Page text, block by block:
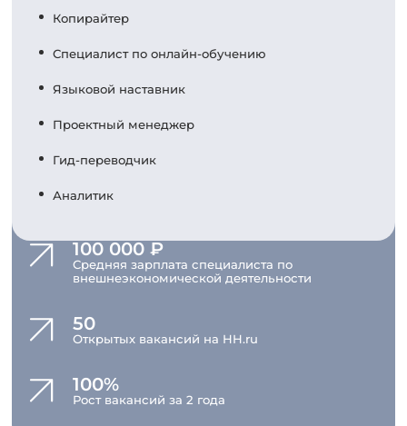
Копирайтер
Специалист по онлайн-обучению
Языковой наставник
Проектный менеджер
Гид-переводчик
Аналитик
100 000 ₽
Средняя зарплата специалиста по
внешнеэкономической деятельности
50
Открытых вакансий на HH.ru
100%
Рост вакансий за 2 года